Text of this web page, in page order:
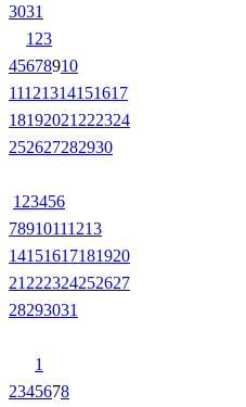
3031
1 23
45678910
11121314151617
18192021 222324
252627282930
1 23456
78910111213
14151617181920
21 222324252627
28293031
1
2345678